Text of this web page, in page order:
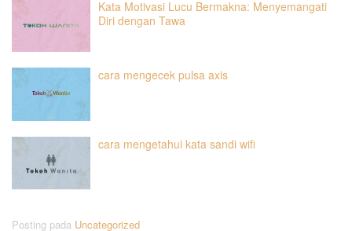
Kata Motivasi Lucu Bermakna: Menyemangati
Diri dengan Tawa
cara mengecek pulsa axis
cara mengetahui kata sandi wifi
Posting pada Uncategorized